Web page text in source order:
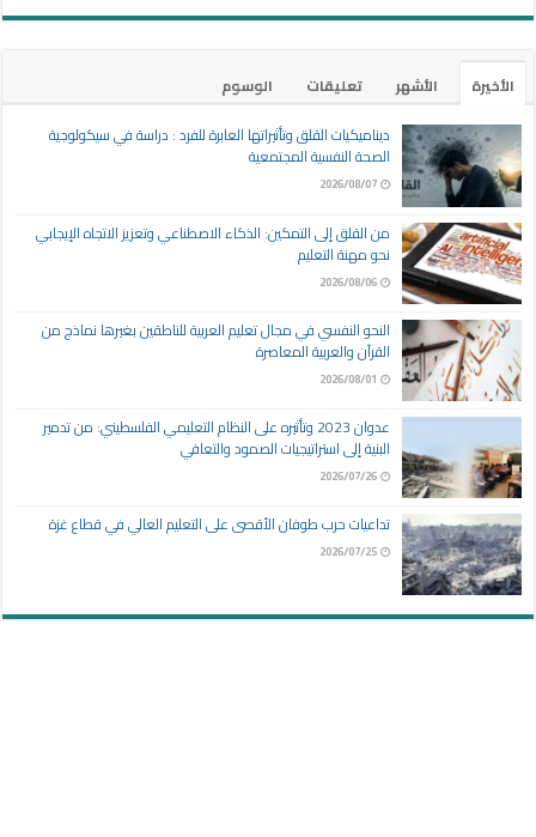
الأخيرة الأشهر تعليقات
الوسوم
ديناميكيات القلق وتأثيراتها العابرة للفرد : دراسة في سيكولوجية
الصحة النفسية المجتمعية
2026/08/07
من القلق إلى التمكين: الذكاء الاصطناعي وتعزيز الاتجاه الإيجابي
نحو مهنة التعليم
2026/08/06
النحو النفسي في مجال تعليم العربية للناطقين بغيرها نماذج من
القرآن والعربية المعاصرة
2026/08/01
عدوان 2023 وتأثيره على النظام التعليمي الفلسطيني: من تدمير
البنية إلى استراتيجيات الصمود والتعافي
2026/07/26
تداعيات حرب طوفان الأقصى على التعليم العالي في قطاع غزة
2026/07/25